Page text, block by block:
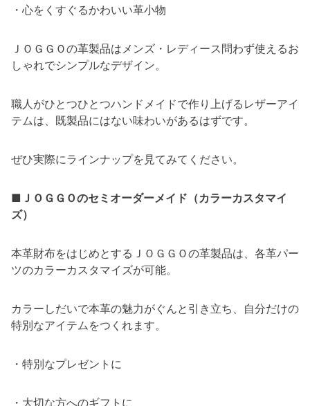
・心をくすぐるかわいい革小物
ＪＯＧＧＯの革製品はメンズ・レディース問わず使えるお
しゃれでシンプルなデザイン。
職人がひとつひとつハンドメイドで作り上げるレザーアイ
テムは、既製品にはない味わいがあるはずです。
ぜひ実際にラインナップを見てみてください。
■ＪＯＧＧＯのセミオーダーメイド（カラーカスタマイ
ズ）
本革財布をはじめとするＪＯＧＧＯの革製品は、各革パー
ツのカラーカスタマイズが可能。
カラーしだいで本革の魅力がぐんと引き立ち、自分だけの
特別なアイテムをつくれます。
・特別なプレゼントに
・大切な方へのギフトに